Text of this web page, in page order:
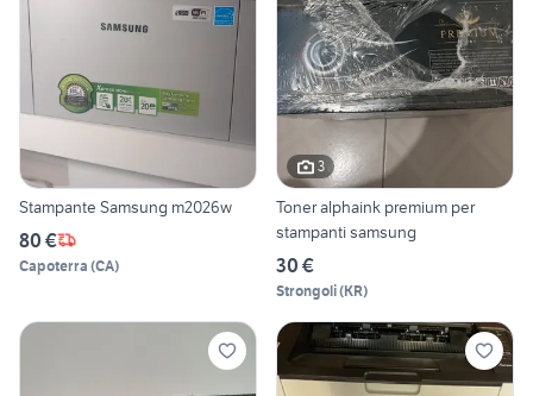
Stampante Samsung m2026w
80 €
Capoterra (CA)
3
Toner alphaink premium per
stampanti samsung
30 €
Strongoli(KR)